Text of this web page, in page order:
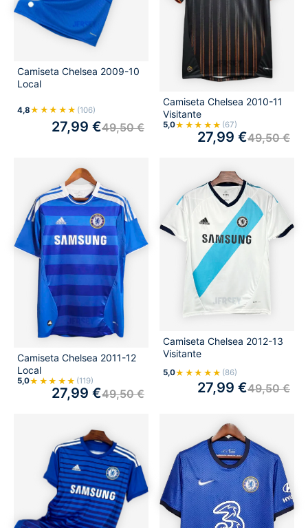
Camiseta Chelsea 2009-10
Local
4,8★★★★★ (106)
49,50€
27,99 €
Camiseta Chelsea 2010-11
Visitante
5,0★★★★★ (67)
49,50€
27,99 €
Camiseta Chelsea 2011-12
Local
5,0★★★★★ (119)
49,50€
27,99 €
Camiseta Chelsea 2012-13
Visitante
5,0★★★★★ (86)
49,50€
27,99 €